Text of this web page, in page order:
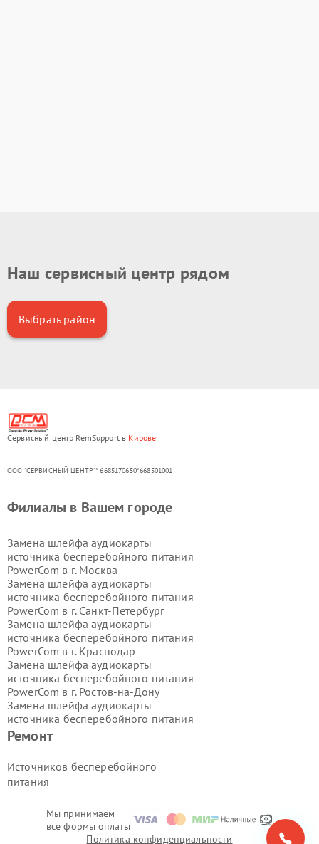
Наш сервисный центр рядом
Выбрать район
Сервисный центр RemSupport в Кирове
ООО "СЕРВИСНЫЙ ЦЕНТР"* 6685170650*668501001
Мы принимаем
все формы оплаты
Ремонт
Источников бесперебойного
питания
Филиалы в Вашем городе
Замена шлейфа аудиокарты
источника бесперебойного питания
PowerCom в г. Москва
Замена шлейфа аудиокарты
источника бесперебойного питания
PowerCom в г. Санкт-Петербург
Замена шлейфа аудиокарты
источника бесперебойного питания
PowerCom в г. Краснодар
Замена шлейфа аудиокарты
источника бесперебойного питания
PowerCom в г. Ростов-на-Дону
Замена шлейфа аудиокарты
источника бесперебойного питания
PowerCom в г.
источника бесперебойного питания
PowerCom в г.Новосибирск
Замена шлейфа аудиокарты
PowerCom в г.Екатеринбург
Замена шлейфа аудиокарты
источника бесперебойного питания
Политика конфиденциальности